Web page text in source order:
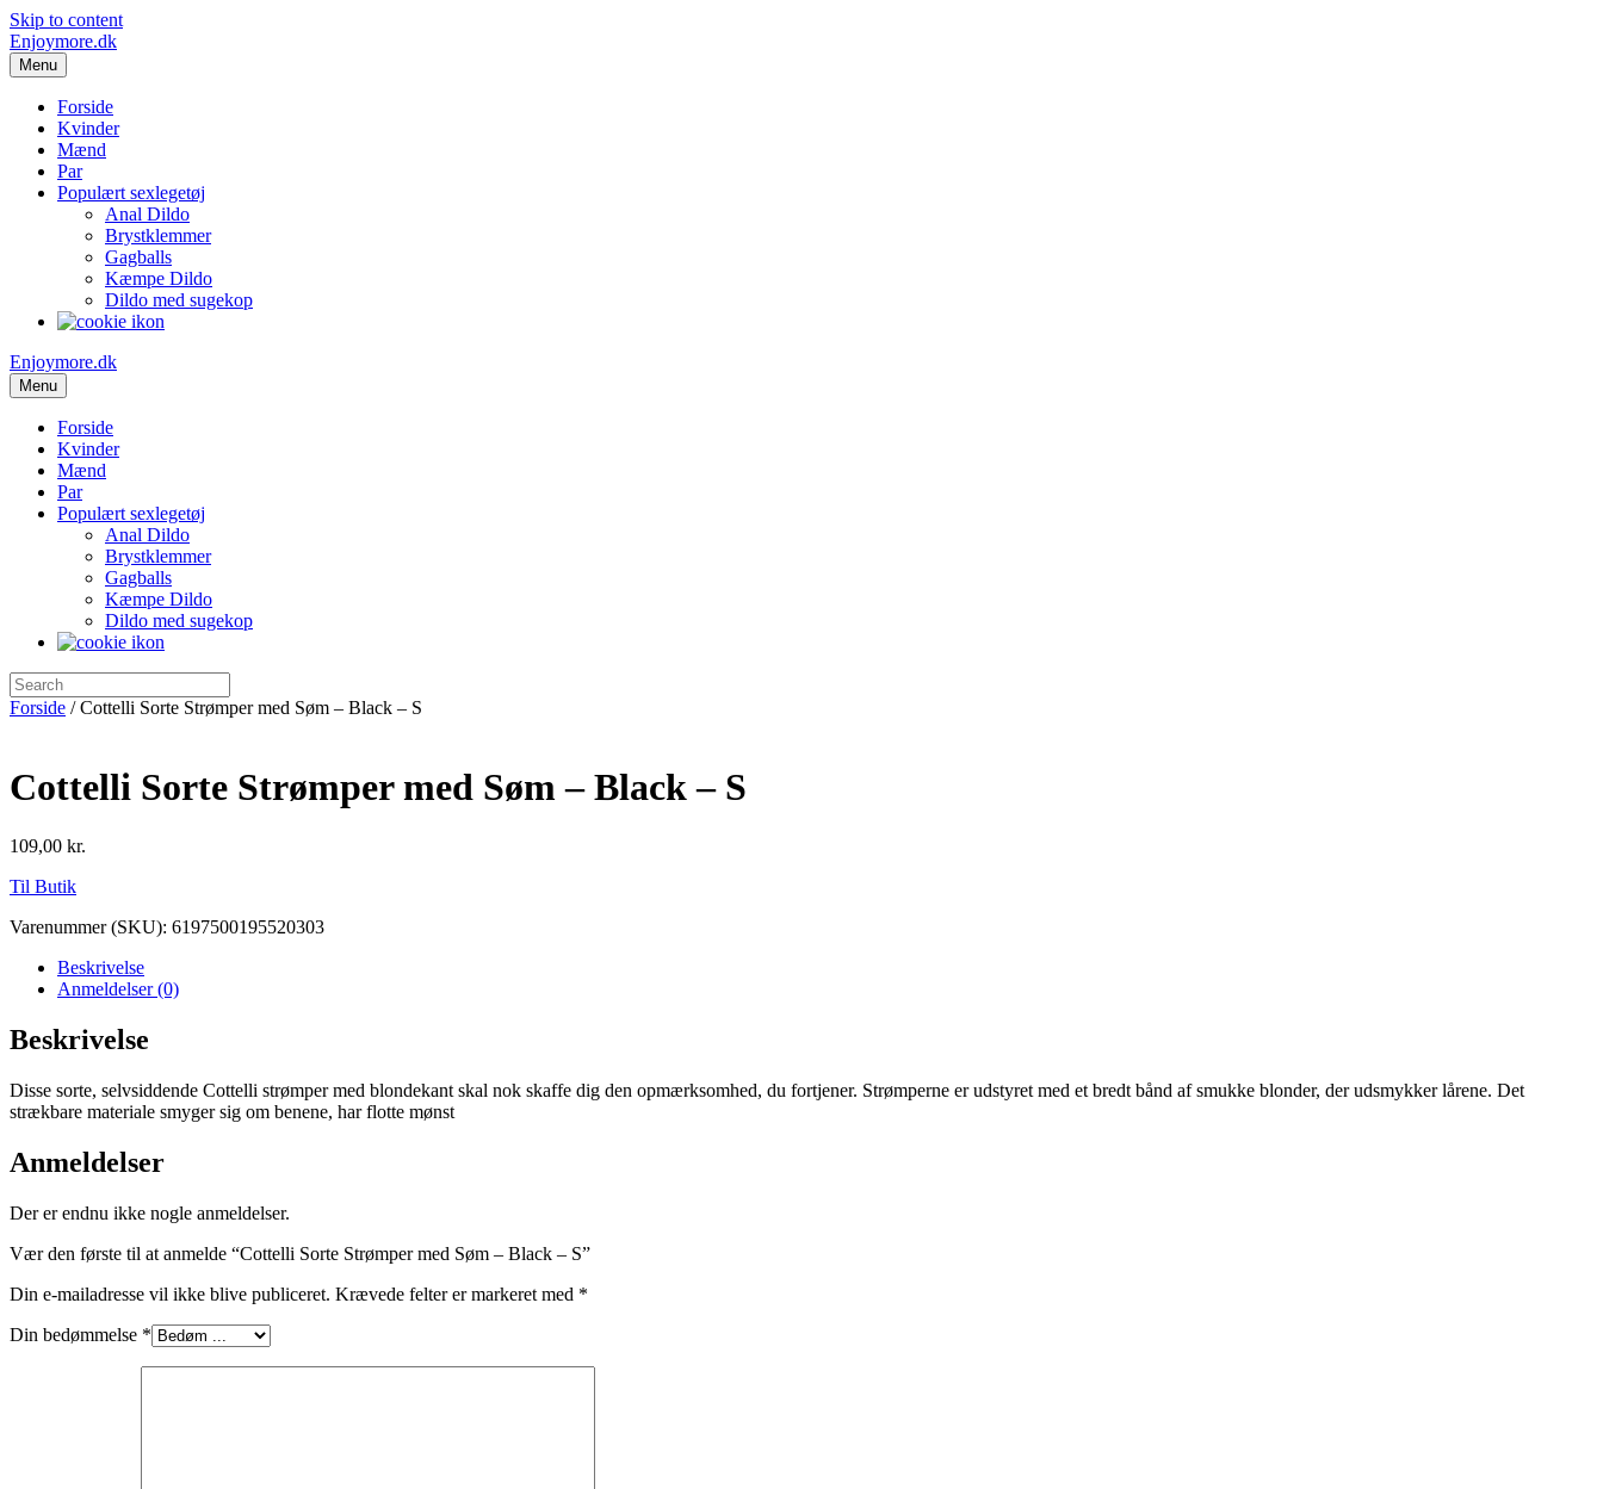
Skip to content
Enjoymore.dk
Menu
Forside
Kvinder
Mænd
Par
Populært sexlegetøj
Anal Dildo
Brystklemmer
Gagballs
Kæmpe Dildo
Dildo med sugekop
Enjoymore.dk
Menu
Forside
Kvinder
Mænd
Par
Populært sexlegetøj
Anal Dildo
Brystklemmer
Gagballs
Kæmpe Dildo
Dildo med sugekop
Forside / Cottelli Sorte Strømper med Søm – Black – S
Cottelli Sorte Strømper med Søm – Black – S
109,00 kr.
Til Butik
Varenummer (SKU): 6197500195520303
Beskrivelse
Anmeldelser (0)
Beskrivelse
Disse sorte, selvsiddende Cottelli strømper med blondekant skal nok skaffe dig den opmærksomhed, du fortjener. Strømperne er udstyret med et bredt bånd af smukke blonder, der udsmykker lårene. Det
strækbare materiale smyger sig om benene, har flotte mønst
Anmeldelser
Der er endnu ikke nogle anmeldelser.
Vær den første til at anmelde “Cottelli Sorte Strømper med Søm – Black – S”
Din e-mailadresse vil ikke blive publiceret. Krævede felter er markeret med *
Din bedømmelse *